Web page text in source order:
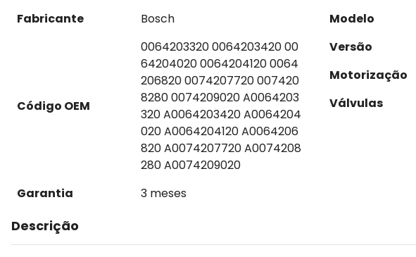
Fabricante
Bosch
Código OEM
0064203320 0064203420 00
64204020 0064204120 0064
206820 0074207720 007420
8280 0074209020 A0064203
320 A0064203420 A0064204
020 A0064204120 A0064206
820 A0074207720 A0074208
280 A0074209020
Garantia
3 meses
Modelo
Versão
Motorização
Válvulas
Descrição